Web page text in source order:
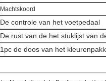
Machtskoord
De controle van het voetpedaal
De rust van de het stuklijst van
1pc de doos van het